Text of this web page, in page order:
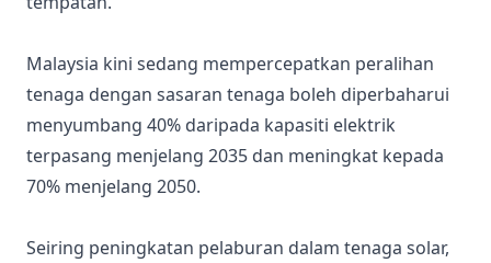
Malaysia kini sedang mempercepatkan peralihan
tenaga dengan sasaran tenaga boleh diperbaharui
menyumbang 40% daripada kapasiti elektrik
terpasang menjelang 2035 dan meningkat kepada
70% menjelang 2050.
Seiring peningkatan pelaburan dalam tenaga solar,